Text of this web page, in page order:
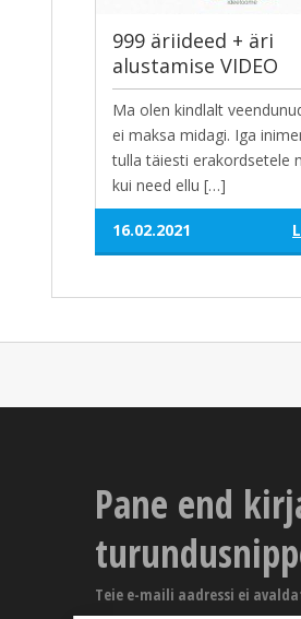
999 äriideed + äri
alustamise VIDEO
Ma olen kindlalt
ei maksa midagi. Iga
tulla täiesti erakordsetele
kui need ellu […]
16.02.2021
Pane end
Teie e-maili aadressi ei